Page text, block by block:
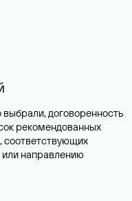
договоренность
рекомендованных
направлению